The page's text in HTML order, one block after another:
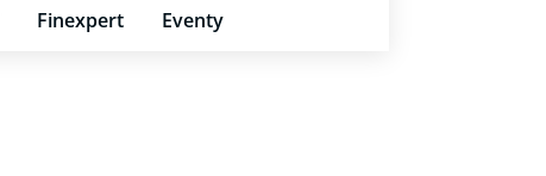
Finexpert Eventy